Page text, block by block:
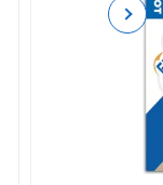
Next